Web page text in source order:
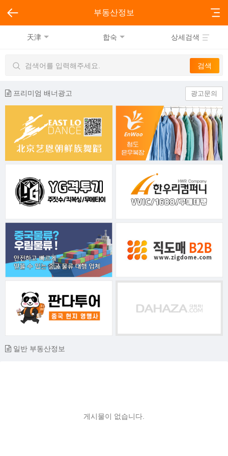
부동산정보
天津 합숙 상세검색
프리미엄 배너광고 광고문의
일반 부동산정보
게시물이 없습니다.